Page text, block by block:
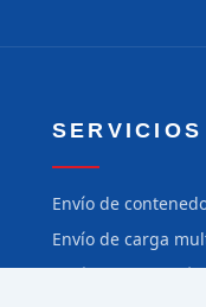
SERVICIOS
Envío de
Envío de carga
Envío de carga